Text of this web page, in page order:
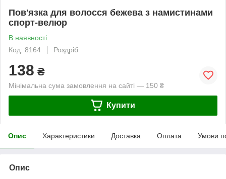
Пов'язка для волосся бежева з намистинами
спорт-велюр
В наявності
Код: 8164
Роздріб
138 ₴
Мінімальна сума замовлення на сайті — 150 ₴
Купити
Опис Характеристики Доставка Оплата Умови
Опис